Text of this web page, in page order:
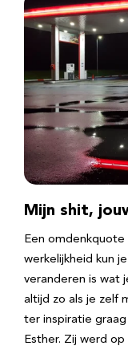
Mijn shit,
Een omdenkquote
werkelijkheid kun
veranderen is wat
altijd zo als je zelf
ter inspiratie
Esther. Zij werd